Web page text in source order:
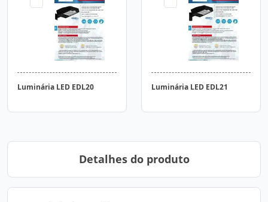
Luminária LED EDL20 Luminária LED EDL21
Detalhes do produto